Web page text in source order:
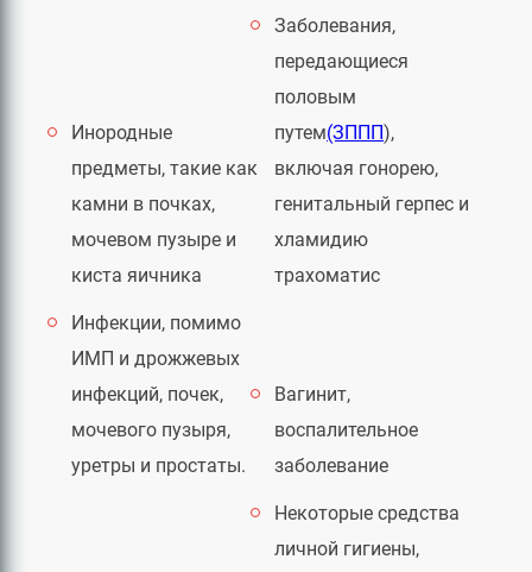
Инородные
предметы, такие как
камни в почках,
мочевом пузыре и
киста яичника
Заболевания,
передающиеся
половым
путем(ЗППП),
включая гонорею,
генитальный герпес и
хламидию
трахоматис
Инфекции, помимо
ИМП и дрожжевых
инфекций, почек,
мочевого пузыря,
уретры и простаты.
Вагинит,
воспалительное
заболевание
Некоторые средства
личной гигиены,